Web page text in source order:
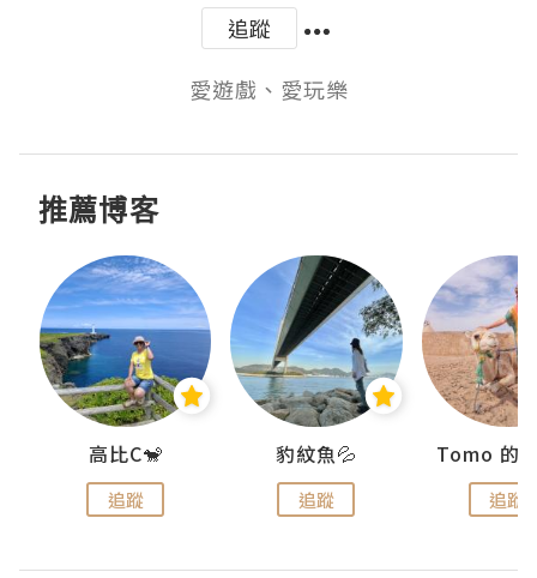
追蹤
愛遊戲、愛玩樂
推薦博客
高比C🐒
追蹤
豹紋魚💦
追蹤 追蹤